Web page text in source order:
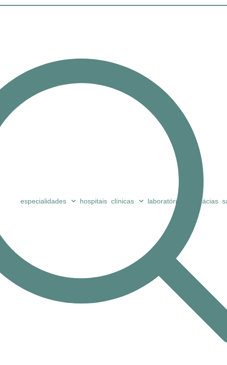
especialidades hospitais clínicas laboratórios farmácias